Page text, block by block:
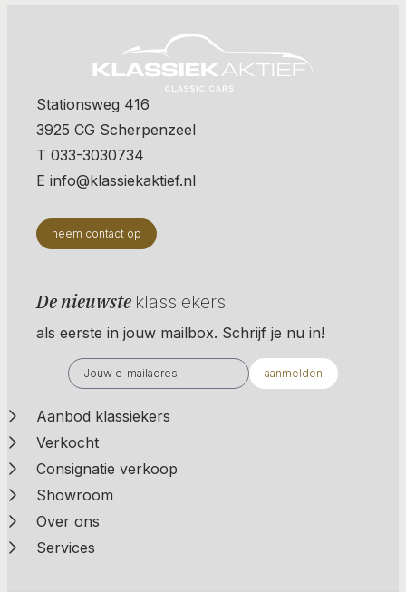
Stationsweg 416
3925 CG Scherpenzeel
T 033-3030734
E info@klassiekaktief.nl
neem contact op
De nieuwste klassiekers
als eerste in jouw mailbox. Schrijf je nu in!
aanmelden
Aanbod klassiekers
Verkocht
Consignatie verkoop
Showroom
Over ons
Services